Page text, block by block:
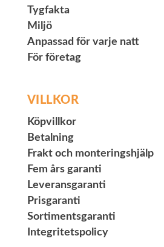
Tygfakta
Miljö
Anpassad för varje natt
För företag
VILLKOR
Köpvillkor
Betalning
Frakt och monteringshjälp
Fem års garanti
Leveransgaranti
Prisgaranti
Sortimentsgaranti
Integritetspolicy